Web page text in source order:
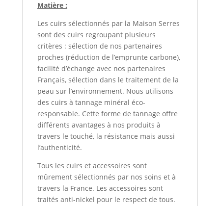
Matière :
Les cuirs sélectionnés par la Maison Serres
sont des cuirs regroupant plusieurs
critères : sélection de nos partenaires
proches (réduction de l’emprunte carbone),
facilité d’échange avec nos partenaires
Français, sélection dans le traitement de la
peau sur l’environnement. Nous utilisons
des cuirs à tannage minéral éco-
responsable. Cette forme de tannage offre
différents avantages à nos produits à
travers le touché, la résistance mais aussi
l’authenticité.
Tous les cuirs et accessoires sont
mûrement sélectionnés par nos soins et à
travers la France. Les accessoires sont
traités anti-nickel pour le respect de tous.